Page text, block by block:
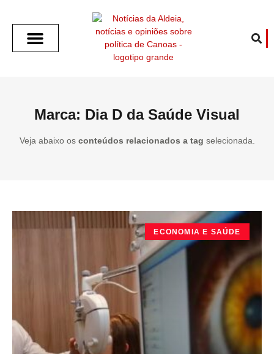
Marca: Dia D da Saúde Visual
Veja abaixo os conteúdos relacionados a tag selecionada.
ECONOMIA E SAÚDE